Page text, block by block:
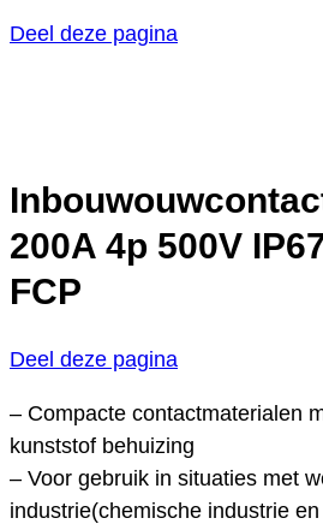
Deel deze pagina
200A 4p 500V
FCP
Deel deze pagina
– Compacte contactmaterialen
kunststof behuizing
– Voor gebruik in situaties met
industrie(chemische industrie